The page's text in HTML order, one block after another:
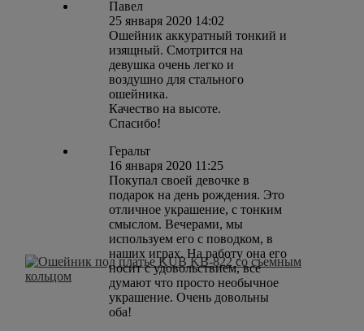
Павел
25 января 2020 14:02
Ошейник аккуратный тонкий и
изящный. Смотрится на
девушка очень легко и
воздушно для стального
ошейника.
Качество на высоте.
Спасибо!
Геральт
16 января 2020 11:25
Покупал своей девочке в
подарок на день рождения. Это
отличное украшение, с тонким
смыслом. Вечерами, мы
используем его с поводком, в
наших играх. На работу она его
носит с удовольствием, все
думают что просто необычное
украшение. Очень довольны
оба!